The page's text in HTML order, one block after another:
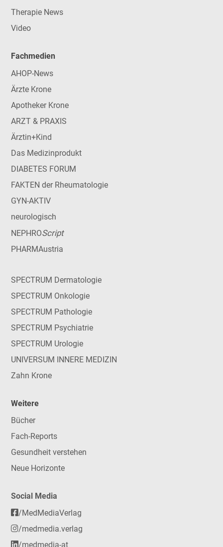
Therapie News
Video
Fachmedien
AHOP-News
Ärzte Krone
Apotheker Krone
ARZT & PRAXIS
Ärztin+Kind
Das Medizinprodukt
DIABETES FORUM
FAKTEN der Rheumatologie
GYN-AKTIV
neurologisch
NEPHROScript
PHARMAustria
SPECTRUM Dermatologie
SPECTRUM Onkologie
SPECTRUM Pathologie
SPECTRUM Psychiatrie
SPECTRUM Urologie
UNIVERSUM INNERE MEDIZIN
Zahn Krone
Weitere
Bücher
Fach-Reports
Gesundheit verstehen
Neue Horizonte
Social Media
/MedMediaVerlag
/medmedia.verlag
/medmedia-at